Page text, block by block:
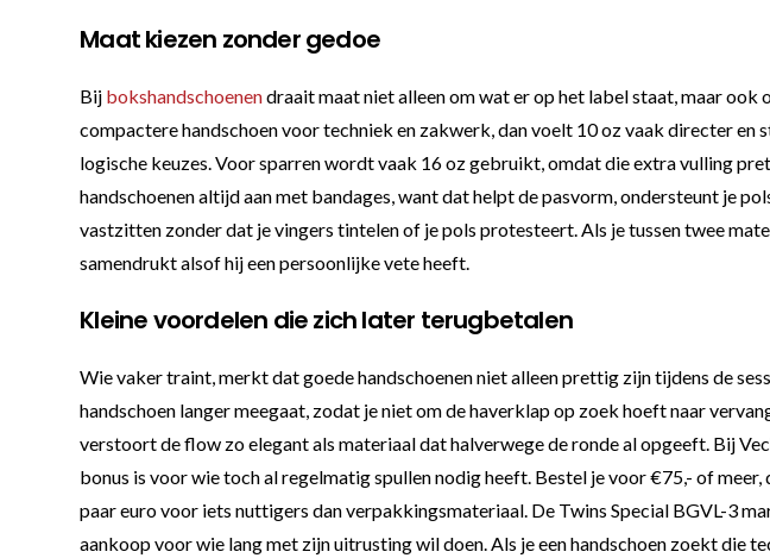
Maat kiezen zonder gedoe
Bij bokshandschoenendraait maat niet alleen om wat er op het label staat, maar ook
compactere handschoen voor techniek en zakwerk, dan voelt 10 oz vaak directer
logische keuzes. Voor sparren wordt vaak 16 oz gebruikt, omdat die extra vulling
handschoenen altijd aan met bandages, want dat helpt de pasvorm, ondersteunt je
vastzitten zonder dat je vingers tintelen of je pols protesteert. Als je tussen twee
samendrukt alsof hij een persoonlijke vete heeft.
Kleine voordelen die zich later terugbetalen
Wie vaker traint, merkt dat goede handschoenen niet alleen prettig zijn tijdens de
handschoen langer meegaat, zodat je niet om de haverklap op zoek hoeft naar
verstoort de flow zo elegant als materiaal dat halverwege de ronde al opgeeft. Bij
bonus is voor wie toch al regelmatig spullen nodig heeft. Bestel je voor €75,- of
paar euro voor iets nuttigers dan verpakkingsmateriaal. De Twins Special BGVL-3
aankoop voor wie lang met zijn uitrusting wil doen. Als je een handschoen zoekt die